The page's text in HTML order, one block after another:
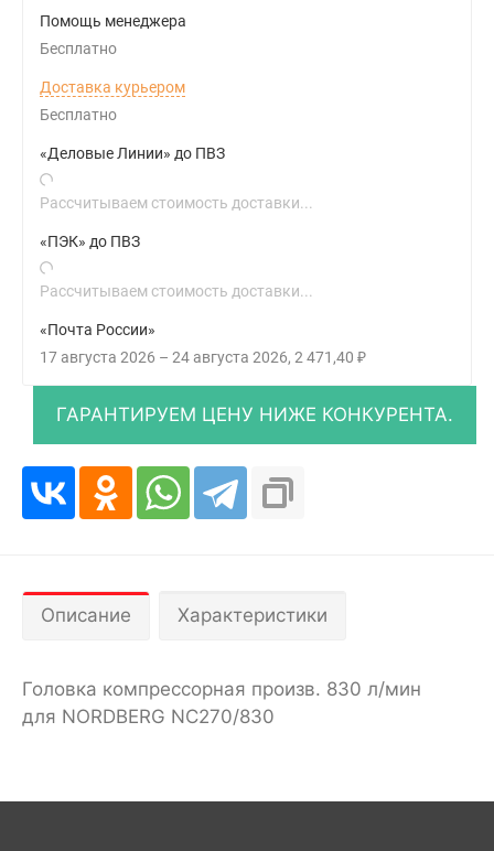
Помощь менеджера
Бесплатно
Доставка курьером
Бесплатно
«Деловые Линии» до ПВЗ
Рассчитываем стоимость доставки...
«ПЭК» до ПВЗ
Рассчитываем стоимость доставки...
«Почта России»
17 августа 2026 – 24 августа 2026 2 471,40 ₽
Описание Характеристики
Головка компрессорная произв. 830 л/мин
для NORDBERG NC270/830